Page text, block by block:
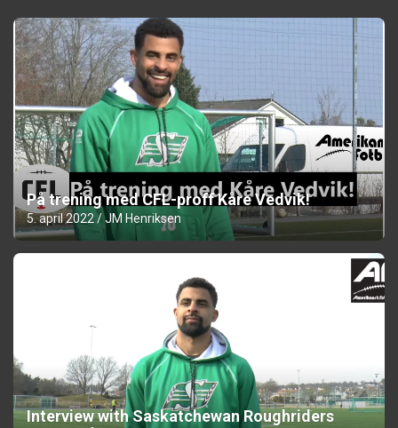
På trening med CFL-proff Kåre Vedvik!
5. april 2022 JM Henriksen
Interview with Saskatchewan Roughriders